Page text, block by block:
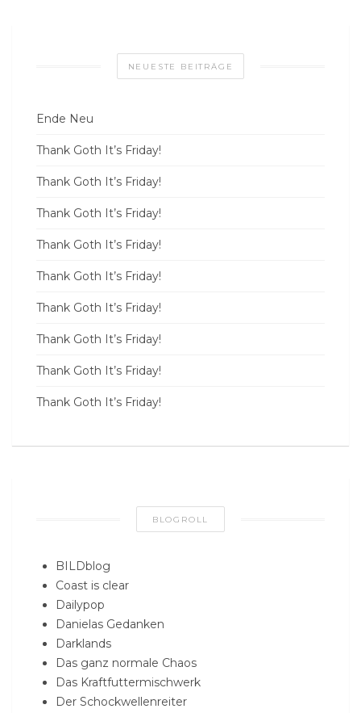
NEUESTE BEITRÄGE
Ende Neu
Thank Goth It’s Friday!
Thank Goth It’s Friday!
Thank Goth It’s Friday!
Thank Goth It’s Friday!
Thank Goth It’s Friday!
Thank Goth It’s Friday!
Thank Goth It’s Friday!
Thank Goth It’s Friday!
Thank Goth It’s Friday!
BLOGROLL
BILDblog
Coast is clear
Dailypop
Danielas Gedanken
Darklands
Das ganz normale Chaos
Das Kraftfuttermischwerk
Der Schockwellenreiter